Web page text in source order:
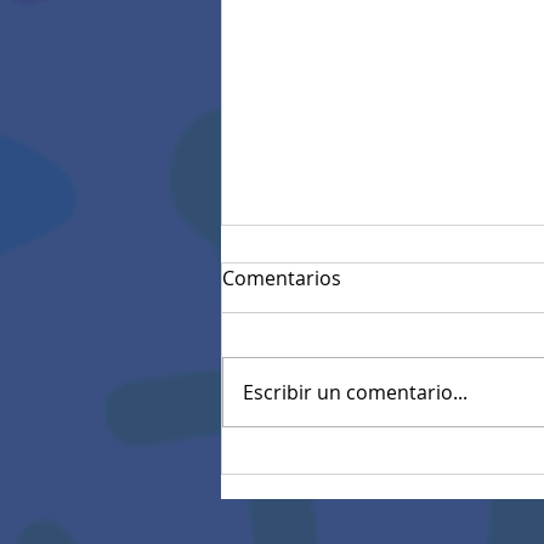
Resultados Pruebas
diagnósticas estandarizadas
Comentarios
Escribir un comentario...